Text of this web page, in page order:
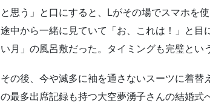
と思う」と口にすると、Lがその場でスマホを
途中から一緒に見ていて「お、これは！」と目
い月」の風呂敷だった。タイミングも完璧とい
その後、今や滅多に袖を通さないスーツに着替
の最多出席記録も持つ大空夢湧子さんの結婚